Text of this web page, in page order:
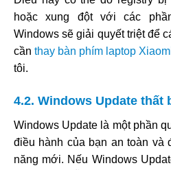
hoặc xung đột với các
Windows sẽ giải quyết triệt để
cần thay bàn phím laptop
tôi.
4.2. Windows Update thất
Windows Update là một phần
điều hành của bạn an toàn và
năng mới. Nếu Windows